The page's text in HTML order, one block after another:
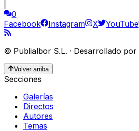
0
Facebook
Instagram X YouTube
© Publialbor S.L. · Desarrollado por
Volver arriba
Secciones
Galerías
Directos
Autores
Temas